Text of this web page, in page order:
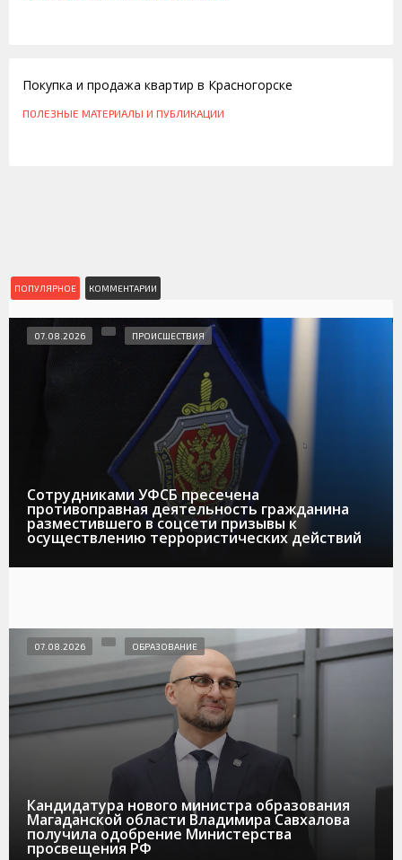
Покупка и продажа квартир в Красногорске
ПОЛЕЗНЫЕ МАТЕРИАЛЫ И ПУБЛИКАЦИИ
ПОПУЛЯРНОЕ КОММЕНТАРИИ
Сотрудниками УФСБ пресечена
противоправная деятельность гражданина
разместившего в соцсети призывы к
осуществлению террористических действий
07.08.2026 ПРОИСШЕСТВИЯ
Кандидатура нового министра образования
Магаданской области Владимира Савхалова
получила одобрение Министерства
просвещения РФ
07.08.2026 ОБРАЗОВАНИЕ